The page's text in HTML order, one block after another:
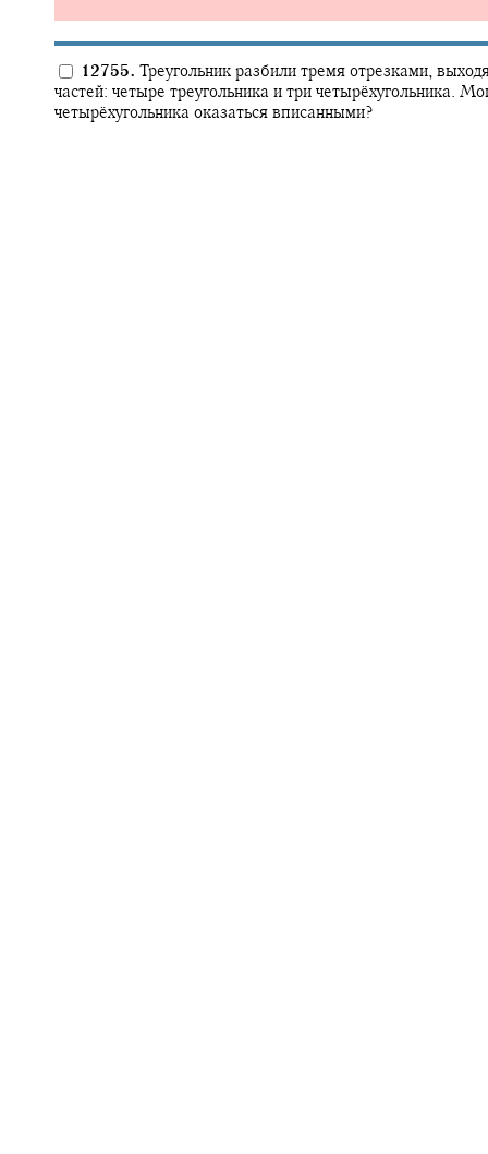
12755. Треугольник разбили тремя отрезками,
частей: четыре треугольника и три четырёхугольника.
четырёхугольника оказаться вписанными?